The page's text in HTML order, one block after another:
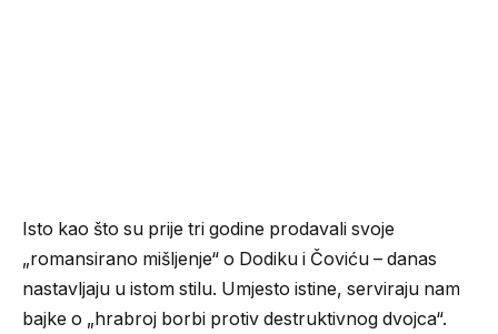
Isto kao što su prije tri godine prodavali svoje
„romansirano mišljenje“ o Dodiku i Čoviću – danas
nastavljaju u istom stilu. Umjesto istine, serviraju nam
bajke o „hrabroj borbi protiv destruktivnog dvojca“.